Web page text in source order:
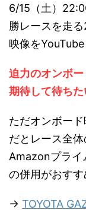
6/15（土）
勝レースを走
映像をYouTube
迫力のオンボ
期待して待ちた
ただオンボー
だとレース全体
Amazonプライ
の併用がおすす
→ TOYOTA